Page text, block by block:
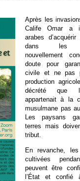
Après les
Calife Omar a
arabes
dans les
nouvellement
doute pour
civile et ne pas
production
décrété que
appartenait à la
musulmane pas
Les paysans
terres mais
tribut.
En revanche,
cultivées
peuvent être
l’État et confié